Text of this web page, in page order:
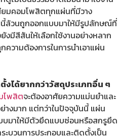
ยมคอมโพสิตทุกแผ่นที่มีวาง
ล้วนถูกออกแบบมาให้มีรูปลักษณ์ที่
งมีสีสันให้เลือกใช้งานอย่างหลาก
วามต้องการในการนำเอาแผ่น
งได้ยากกว่าวัสดุประเภทอื่น ๆ
โพสิตจะต้องอาศัยความแม่นยำและ
างมาก แต่ทว่าในปัจจุบันนี้ แผ่น
มาให้มีตัวยึดแบบซ่อนหรือสกรูยึด
ะบวนการประกอบและติดตั้งเป็น